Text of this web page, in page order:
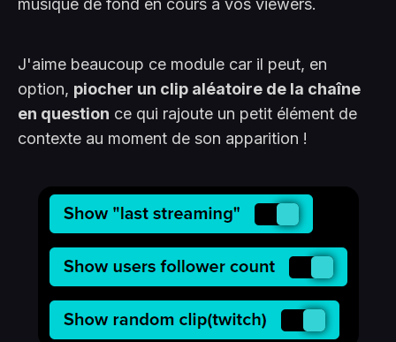
musique de fond en cours à vos viewers.
J'aime beaucoup ce module car il peut, en
option, piocher un clip aléatoire de la chaîne
en question ce qui rajoute un petit élément de
contexte au moment de son apparition !